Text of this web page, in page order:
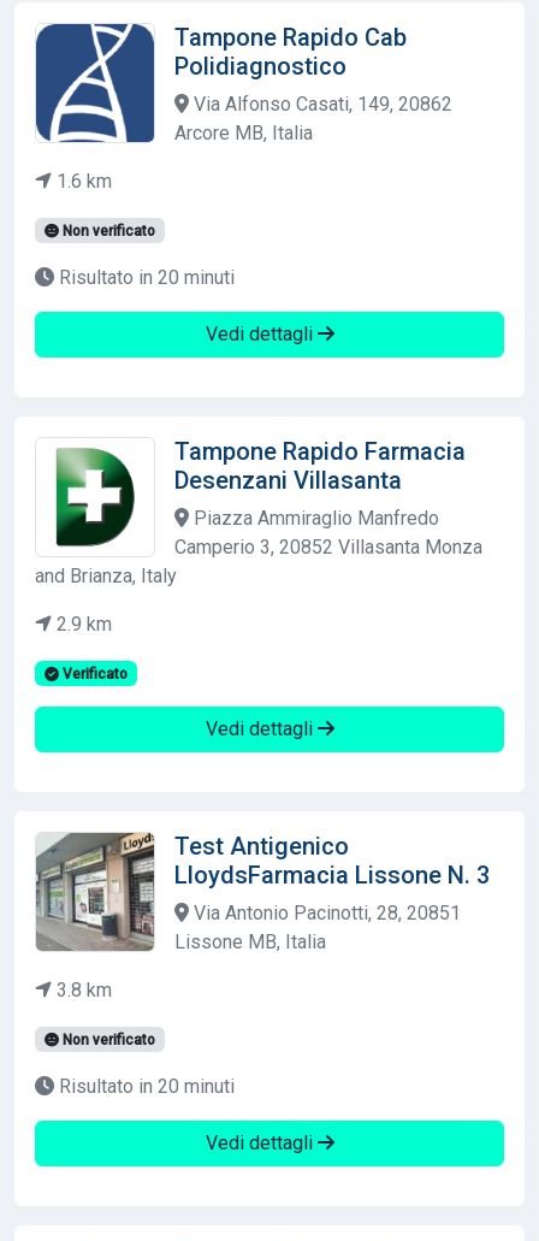
Tampone Rapido Cab
Polidiagnostico
Via Alfonso Casati, 149, 20862
Arcore MB, Italia
1.6 km
Non verificato
Risultato in 20 minuti
Vedi dettagli
Tampone Rapido Farmacia
Desenzani Villasanta
Piazza Ammiraglio Manfredo
Camperio 3, 20852 Villasanta Monza
and Brianza, Italy
2.9 km
Verificato
Vedi dettagli
Test Antigenico
LloydsFarmacia Lissone N. 3
Via Antonio Pacinotti, 28, 20851
Lissone MB, Italia
3.8 km
Non verificato
Risultato in 20 minuti
Vedi dettagli